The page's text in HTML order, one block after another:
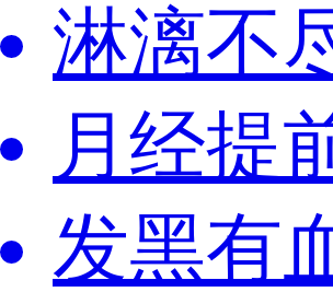
淋漓不
月经提
发黑有